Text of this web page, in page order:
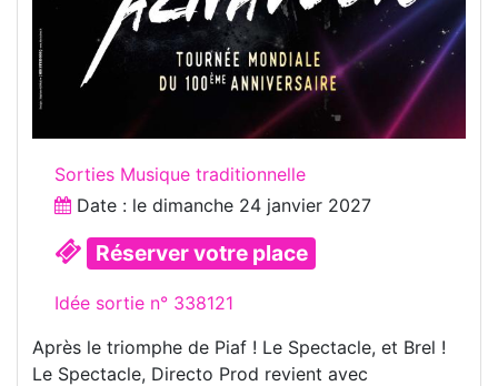
Sorties Musique traditionnelle
Date : le dimanche 24 janvier 2027
Réserver votre place
Idée sortie n° 338121
Après le triomphe de Piaf ! Le Spectacle, et Brel !
Le Spectacle, Directo Prod revient avec